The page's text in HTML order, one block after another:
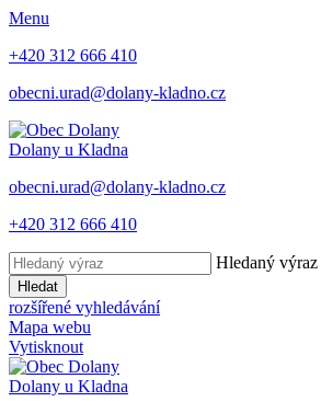
Menu
+420 312 666 410
obecni.urad@dolany-kladno.cz
Dolany u Kladna
obecni.urad@dolany-kladno.cz
+420 312 666 410
Hledaný výraz
Hledat
rozšířené vyhledávání
Mapa webu
Vytisknout
Dolany u Kladna